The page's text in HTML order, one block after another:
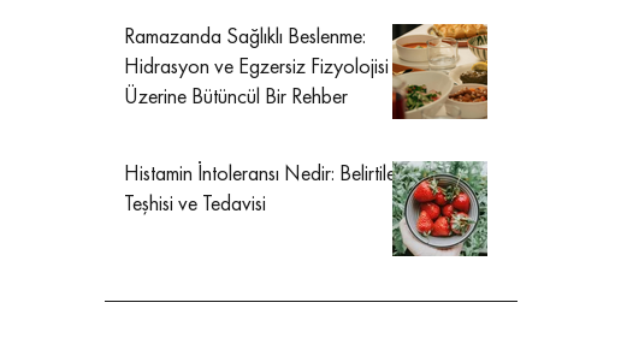
Ramazanda Sağlıklı Beslenme:
Hidrasyon ve Egzersiz Fizyolojisi
Üzerine Bütüncül Bir Rehber
Histamin İntoleransı Nedir: Belirtileri
Teşhisi ve Tedavisi